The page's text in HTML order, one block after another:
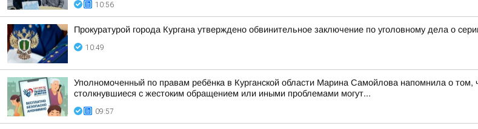
10:56
Прокуратурой города Кургана утверждено обвинительное заключение по уголовному дела о
10:49
Уполномоченный по правам ребёнка в Курганской области Марина Самойлова напомнила о том,
столкнувшиеся с жестоким обращением или иными проблемами могут...
09:57